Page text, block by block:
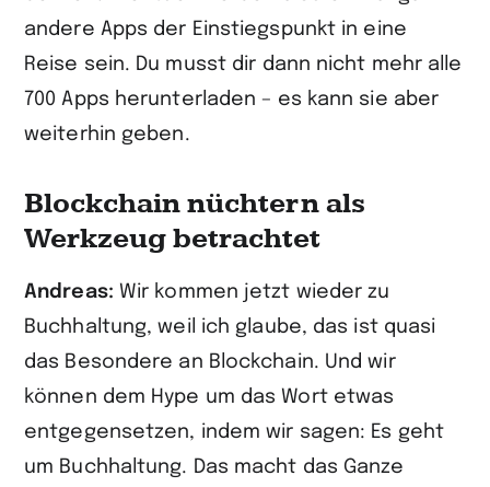
andere Apps der Einstiegspunkt in eine
Reise sein. Du musst dir dann nicht mehr alle
700 Apps herunterladen – es kann sie aber
weiterhin geben.
Blockchain nüchtern als
Werkzeug betrachtet
Andreas: Wir kommen jetzt wieder zu
Buchhaltung, weil ich glaube, das ist quasi
das Besondere an Blockchain. Und wir
können dem Hype um das Wort etwas
entgegensetzen, indem wir sagen: Es geht
um Buchhaltung. Das macht das Ganze